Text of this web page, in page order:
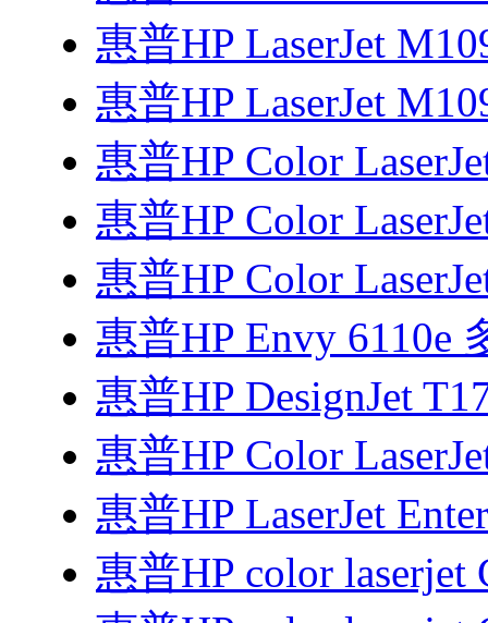
惠普HP LaserJet
惠普HP LaserJet
惠普HP Color
惠普HP Color
惠普HP Color
惠普HP Envy 6110e
惠普HP DesignJet
惠普HP Color
惠普HP LaserJet
惠普HP color laserjet